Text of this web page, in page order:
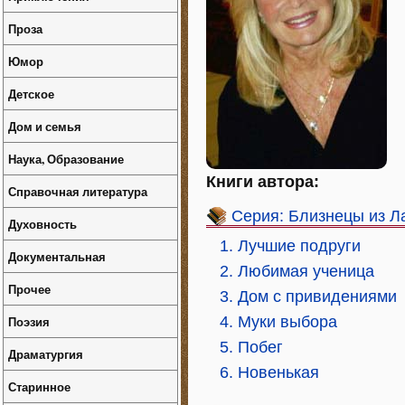
Книги автора:
Серия: Близнецы из
1. Лучшие подруги
2. Любимая ученица
3. Дом с привидениями
4. Муки выбора
5. Побег
6. Новенькая
Проза
Юмор
Детское
Дом и семья
Наука, Образование
Справочная литература
Духовность
Документальная
Прочее
Поэзия
Драматургия
Старинное